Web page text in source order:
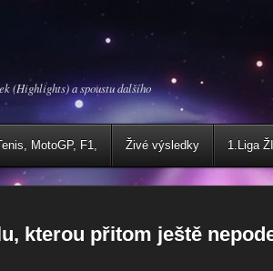
(Highlights) a spoustu dalšího
MotoGP, F1, Živé výsledky 1.Liga
kterou přitom ještě